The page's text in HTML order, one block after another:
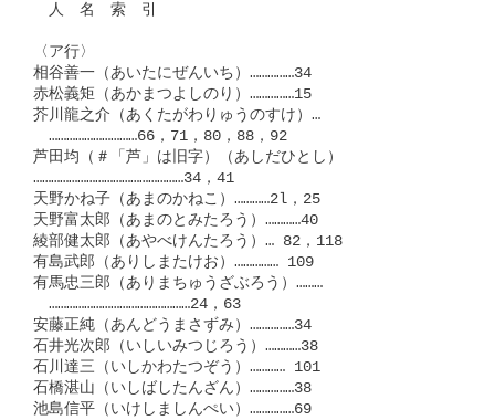
人　名　索　引
〈ア行〉
相谷善一（あいたにぜんいち）……………34
赤松義矩（あかまつよしのり）……………15
芥川龍之介（あくたがわりゅうのすけ）…
…………………………66，71，80，88，92
芦田均（＃「芦」は旧字）（あしだひとし）
……………………………………………34，41
天野かね子（あまのかねこ）…………2l，25
天野富太郎（あまのとみたろう）…………40
綾部健太郎（あやべけんたろう）… 82，118
有島武郎（ありしまたけお）…………… 109
有馬忠三郎（ありまちゅうざぶろう）………
…………………………………………24，63
安藤正純（あんどうまさずみ）……………34
石井光次郎（いしいみつじろう）…………38
石川達三（いしかわたつぞう）………… 101
石橋湛山（いしばしたんざん）……………38
池島信平（いけしましんぺい）……………69